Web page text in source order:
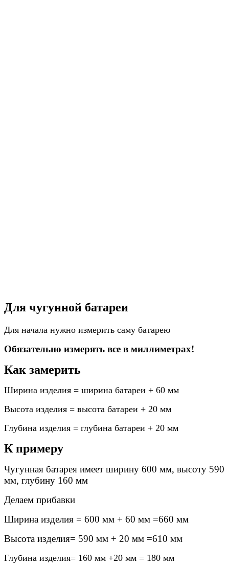
Для чугунной батареи
Для начала нужно измерить саму батарею
Обязательно измерять все в миллиметрах!
Как замерить
Ширина изделия = ширина батареи + 60 мм
Высота изделия = высота батареи + 20 мм
Глубина изделия = глубина батареи + 20 мм
К примеру
Чугунная батарея имеет ширину 600 мм, высоту 590
мм, глубину 160 мм
Делаем прибавки
Ширина изделия = 600 мм + 60 мм =660 мм
Высота изделия= 590 мм + 20 мм =610 мм
Глубина изделия= 160 мм +20 мм = 180 мм